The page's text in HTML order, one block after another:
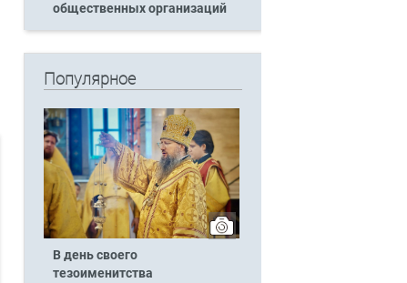
общественных организаций
Популярное
В день своего
тезоименитства